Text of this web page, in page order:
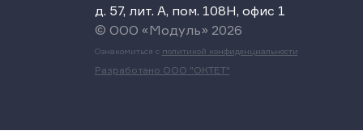
д. 57, лит. А, пом. 108Н, офис 1
© ООО «Модуль» 2026
Ознакомиться с политикой конфиденциальности
Разработано ООО "ОКТЕТ"